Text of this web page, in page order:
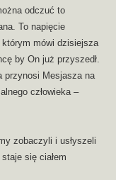
odczuć to
To napięcie
mówi dzisiejsza
by On już przyszedł.
przynosi Mesjasza na
człowieka –
zobaczyli i usłyszeli
się ciałem